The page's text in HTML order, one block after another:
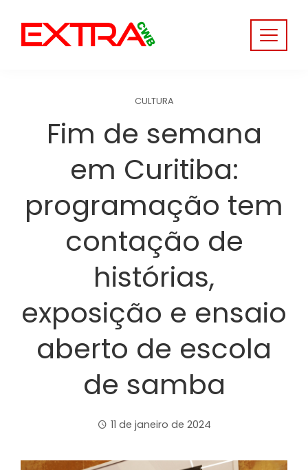
content
CULTURA
Fim de semana
em Curitiba:
programação tem
contação de
histórias,
exposição e ensaio
aberto de escola
de samba
11 de janeiro de 2024